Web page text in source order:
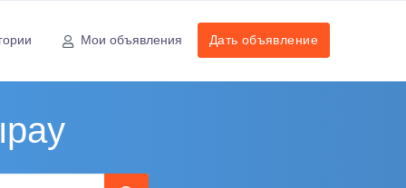
Мои объявления Дать объявление